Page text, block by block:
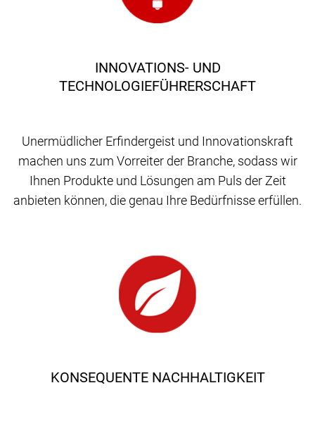
KONSEQUENTE NACHHALTIGKEIT
INNOVATIONS- UND
TECHNOLOGIEFÜHRERSCHAFT
Unermüdlicher Erfindergeist und Innovationskraft
machen uns zum Vorreiter der Branche, sodass wir
Ihnen Produkte und Lösungen am Puls der Zeit
anbieten können, die genau Ihre Bedürfnisse erfüllen.